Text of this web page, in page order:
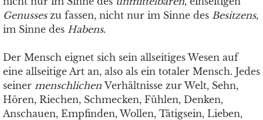
Genusseszu fassen, nicht nur im Sinne des Besitzens,
im Sinne des Habens.
Der Mensch eignet sich sein allseitiges Wesen auf
eine allseitige Art an, also als ein totaler Mensch. Jedes
seiner menschlichenVerhältnisse zur Welt, Sehn,
Hören, Riechen, Schmecken, Fühlen, Denken,
Anschauen, Empfinden, Wollen, Tätigsein, Lieben,